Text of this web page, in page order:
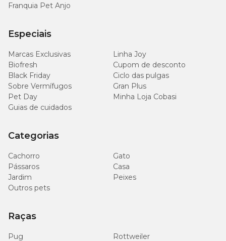
Medidas aproximadas
P- 28 cm de comprimento para sacarias de até 3kg
Franquia Pet Anjo
Especiais
Marcas Exclusivas
Linha Joy
Biofresh
Cupom de desconto
Black Friday
Ciclo das pulgas
Sobre Vermífugos
Gran Plus
Pet Day
Minha Loja Cobasi
Guias de cuidados
Categorias
Cachorro
Gato
Pássaros
Casa
Jardim
Peixes
Outros pets
Raças
Pug
Rottweiler